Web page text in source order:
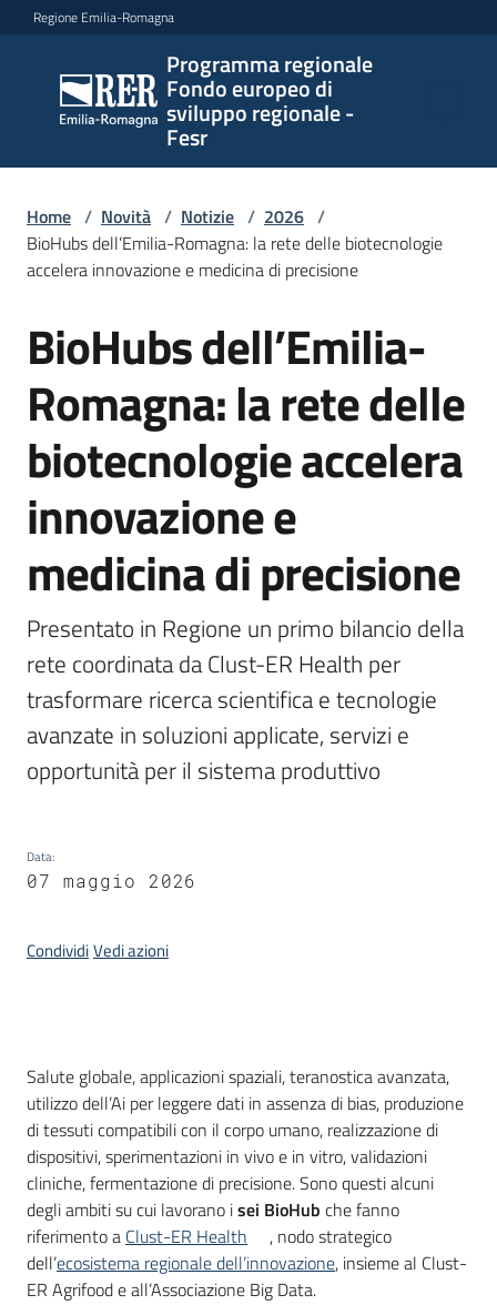
Vai al contenuto
Vai alla navigazione
Vai al footer
Regione Emilia-Romagna
Programma regionale
Fondo europeo di
sviluppo regionale -
Fesr
Programma
regionale
Fondo
europeo di
regionale -
Fesr
Novità
Opportunità
Progetti
e
Servizi
Comunicazione
Seguici
su
Home / Novità / Notizie / 2026 /
BioHubs dell’Emilia-Romagna: la rete delle biotecnologie
accelera innovazione e medicina di precisione
Salta al contenuto
BioHubs dell’Emilia-
Romagna: la rete delle
biotecnologie accelera
innovazione e
medicina di precisione
Presentato in Regione un primo bilancio della
rete coordinata da Clust-ER Health per
trasformare ricerca scientifica e tecnologie
avanzate in soluzioni applicate, servizi e
opportunità per il sistema produttivo
Data:
07 maggio 2026
CondividiVedi azioni
Introduzione
Salute globale, applicazioni spaziali, teranostica avanzata,
utilizzo dell’Ai per leggere dati in assenza di bias, produzione
di tessuti compatibili con il corpo umano, realizzazione di
dispositivi, sperimentazioni in vivo e in vitro, validazioni
cliniche, fermentazione di precisione. Sono questi alcuni
degli ambiti su cui lavorano isei BioHub che fanno
riferimento a Clust-ER Health
, nodo strategico
dell’ecosistema regionale dell’innovazione, insieme al Clust-
ER Agrifood e all’Associazione Big Data.